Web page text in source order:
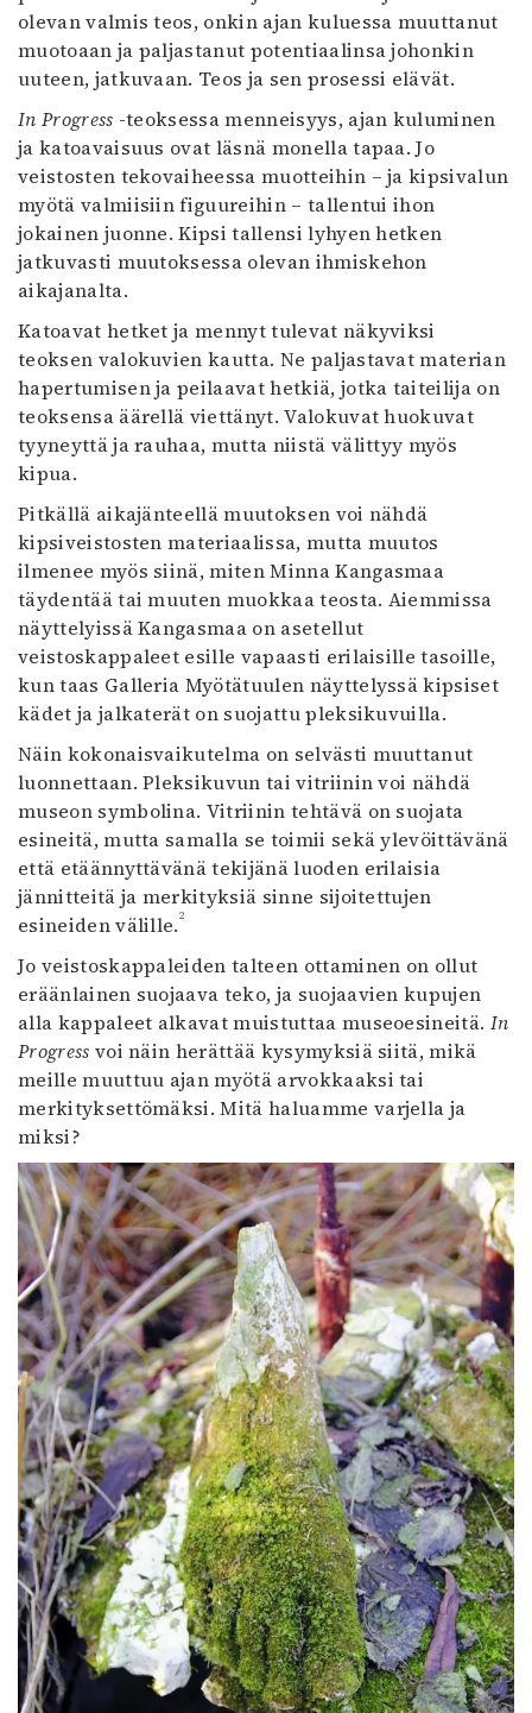
olevan valmis teos, onkin ajan kuluessa muuttanut
muotoaan ja paljastanut potentiaalinsa johonkin
uuteen, jatkuvaan. Teos ja sen prosessi elävät.
In Progress -teoksessa menneisyys, ajan kuluminen
ja katoavaisuus ovat läsnä monella tapaa. Jo
veistosten tekovaiheessa muotteihin – ja kipsivalun
myötä valmiisiin figuureihin – tallentui ihon
jokainen juonne. Kipsi tallensi lyhyen hetken
jatkuvasti muutoksessa olevan ihmiskehon
aikajanalta.
Katoavat hetket ja mennyt tulevat näkyviksi
teoksen valokuvien kautta. Ne paljastavat materian
hapertumisen ja peilaavat hetkiä, jotka taiteilija on
teoksensa äärellä viettänyt. Valokuvat huokuvat
tyyneyttä ja rauhaa, mutta niistä välittyy myös
kipua.
Pitkällä aikajänteellä muutoksen voi nähdä
kipsiveistosten materiaalissa, mutta muutos
ilmenee myös siinä, miten Minna Kangasmaa
täydentää tai muuten muokkaa teosta. Aiemmissa
näyttelyissä Kangasmaa on asetellut
veistoskappaleet esille vapaasti erilaisille tasoille,
kun taas Galleria Myötätuulen näyttelyssä kipsiset
kädet ja jalkaterät on suojattu pleksikuvuilla.
Näin kokonaisvaikutelma on selvästi muuttanut
luonnettaan. Pleksikuvun tai vitriinin voi nähdä
museon symbolina. Vitriinin tehtävä on suojata
esineitä, mutta samalla se toimii sekä ylevöittävänä
että etäännyttävänä tekijänä luoden erilaisia
jännitteitä ja merkityksiä sinne sijoitettujen
esineiden välille.2
Jo veistoskappaleiden talteen ottaminen on ollut
eräänlainen suojaava teko, ja suojaavien kupujen
alla kappaleet alkavat muistuttaa museoesineitä. In
Progress voi näin herättää kysymyksiä siitä, mikä
meille muuttuu ajan myötä arvokkaaksi tai
merkityksettömäksi. Mitä haluamme varjella ja
miksi?